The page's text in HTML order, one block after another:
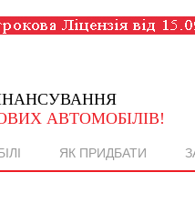
АВТОМОБІЛІВ!
ЯК ПРИДБАТИ